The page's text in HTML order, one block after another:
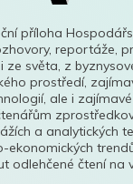
příloha
reportáže,
ze světa, z
prostředí,
ale i
a analytických
ekonomických
odlehčené čtení na